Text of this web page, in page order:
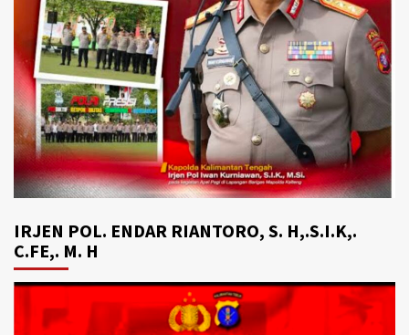
IRJEN POL. ENDAR RIANTORO, S. H,.S.I.K,.
C.FE,. M. H